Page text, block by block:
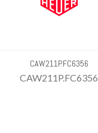
CAW211P.FC6356
CAW211P.FC6356